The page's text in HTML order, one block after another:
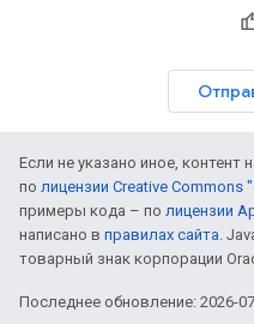
Если не указано иное, контент
по лицензии Creative Commons
примеры кода – по лицензии
написано в правилах сайта.
товарный знак корпорации
Последнее обновление: 2026-